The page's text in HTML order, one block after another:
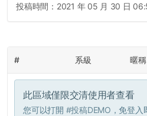
投稿時間： 2021 年 05 月 30 日
# 系級 暱稱
此區域僅限交清使用者查看
您可以打開 #投稿DEMO ，免登